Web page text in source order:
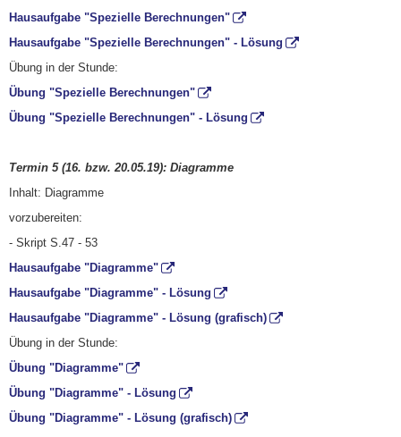
Hausaufgabe "Spezielle Berechnungen"
Hausaufgabe "Spezielle Berechnungen" - Lösung
Übung in der Stunde:
Übung "Spezielle Berechnungen"
Übung "Spezielle Berechnungen" - Lösung
Termin 5 (16. bzw. 20.05.19): Diagramme
Inhalt: Diagramme
vorzubereiten:
- Skript S.47 - 53
Hausaufgabe "Diagramme"
Hausaufgabe "Diagramme" - Lösung
Hausaufgabe "Diagramme" - Lösung (grafisch)
Übung in der Stunde:
Übung "Diagramme"
Übung "Diagramme" - Lösung
Übung "Diagramme" - Lösung (grafisch)